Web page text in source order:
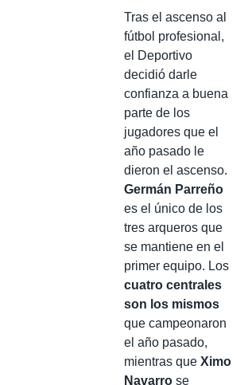
Tras el ascenso al
fútbol profesional,
el Deportivo
decidió darle
confianza a buena
parte de los
jugadores que el
año pasado le
dieron el ascenso.
Germán Parreño
es el único de los
tres arqueros que
se mantiene en el
primer equipo. Los
cuatro centrales
son los mismos
que campeonaron
el año pasado,
mientras que Ximo
Navarro se